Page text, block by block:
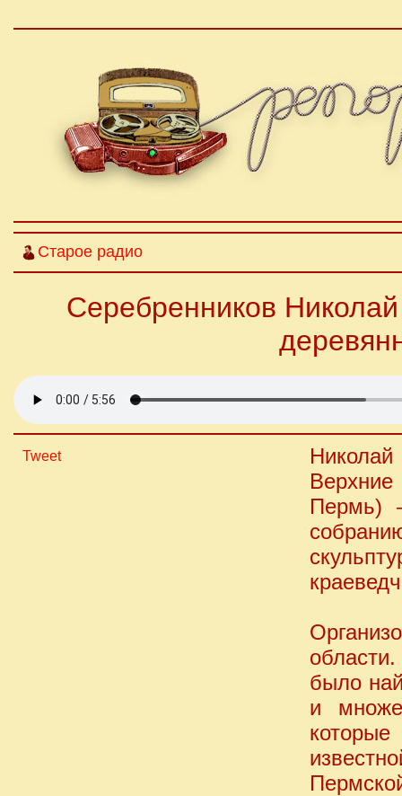
Старое радио
Серебренников
Tweet
Пермь)
было
и